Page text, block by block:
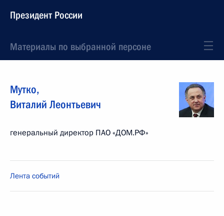
Президент России
Материалы по выбранной персоне
Мутко,
Виталий Леонтьевич
генеральный директор ПАО «ДОМ.РФ»
Лента событий